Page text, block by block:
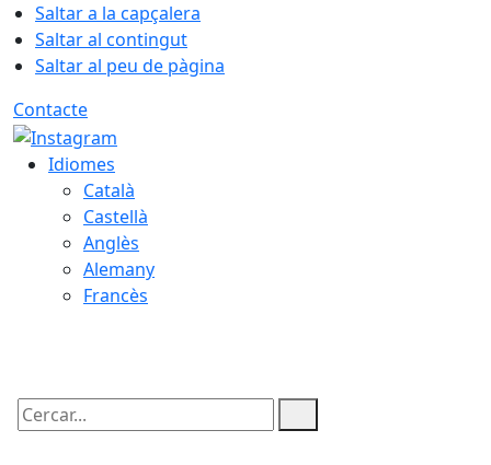
Saltar a la capçalera
Saltar al contingut
Saltar al peu de pàgina
Contacte
Idiomes
Català
Castellà
Anglès
Alemany
Francès
Cercar: